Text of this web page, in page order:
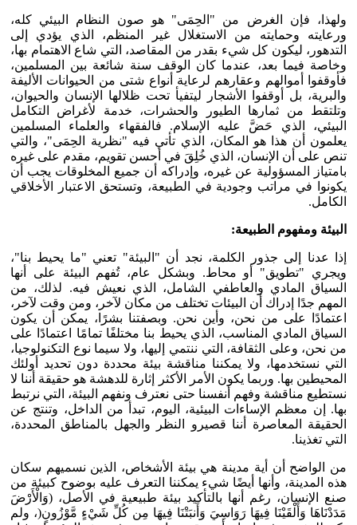
ولهذا، فإن الغرض من "الحِمَى" هو صون النظام البيئي كله،
ورعايته وحمايته من الاستغلال غير المنظم، الذي يؤدي إلى
التدهور، ليكون كل شيء بقدر من المقاصد، التي شاع الاهتمام بها،
وخاصة فيما بعد، عندما كان الوقف سنة شائعة بين المسلمين،
فأوقفوا أموالهم وعقارهم لرعاية أنواع شتى من الحيوانات الأليفة
والبرية، بل أوقفوا الأشجار ليتفيأ تحت ظلالها الإنسان والحيوان،
وتلتقط من ثمارها الطيور والحشرات، خدمة لأغراض التكامل
البيئي، الذي حَضَّ عليه الإسلام. فالفقهاء والعلماء المسلمين
يعلمون أن هذا هو المكان، الذي تأتي فيه "نظرية الحِمَى"، والتي
تنص على أن الإنسان، الذي خُلِقَ في أحسن تقويم، مقدم على غيره
بامتياز المسؤولية عن غيره، وإدراكه أن جميع المخلوقات يجب أن
يكونوا في مراتب وجودية في الطبيعة، وتستحق الاعتبار الأخلاقي
الكامل.
البيئة ومفهوم الطبيعة:
إذا عدنا إلى جذور الكلمة، نجد أن "البيئة" تعني "ما يحيط بنا"،
ويجري "تطويق" أو محاط. وبشكل عام، تُفهم البيئة على أنها
السياق المادي والعاطفي الشامل، الذي نعيش فيه. لذلك، من
المهم جدًا إدراك أن البيئات تختلف من مكان لآخر، ومن وقت لآخر،
اعتمادًا على من نحن، وأين نحن. وبصفتنا بشرًا، يمكن أن يكون
السياق المادي المناسب، الذي يحيط بنا مختلفًا تمامًا اعتمادًا على
من نحن، وعلى الثقافة، التي ننتمي إليها، ولا سيما نوع التكنولوجيا،
التي نستخدمها، ولا يمكننا مناقشة بيئة محددة دون تحديد أولئك
المحيطين بها. وربما يكون الأمر الأكثر إثارة للدهشة هو حقيقة أننا لا
نستطيع مناقشة وفهم أنفسنا حتى نعترف ونفهم البيئة، التي نرتبط
بها. إن معظم الإساءات البيئية، اليوم، تبدأ من الداخل، وتنتج عن
الحقيقة المعاصرة أننا قصيرو النظر والجهل بالمناطق المحددة،
التي تغذينا.
من الواضح أن أية مدينة هي بيئة الأشخاص، الذين نسميهم سكان
هذه المدينة، وأنها أيضًا شيء يمكننا التعرف عليه بوضوح كبيئة من
صنع الإنسان، رغم أنها بالتأكيد بيئة طبيعية في الأصل، (وَالْأَرْضَ
مَدَدْنَاهَا وَأَلْقَيْنَا فِيهَا رَوَاسِيَ وَأَنبَتْنَا فِيهَا مِن كُلِّ شَيْءٍ مَّوْزُونٍ(، ولم